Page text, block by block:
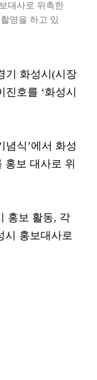
대사로 위촉한
영을 하고 있
기 화성시(시장
호를 ‘화성시
념식’에서 화성
보 대사로 위
홍보 활동, 각
시 홍보대사로